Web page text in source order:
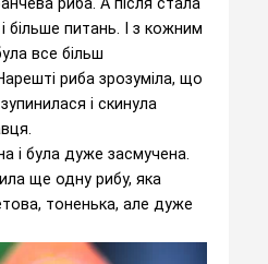
більше питань. І з кожним
все більш
риба зрозуміла, що
і скинула
і була дуже засмучена.
ще одну рибу, яка
тоненька, але дуже